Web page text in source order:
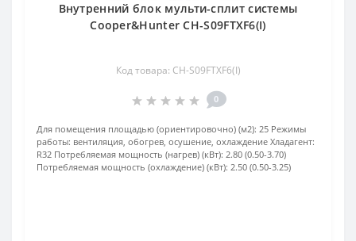
Внутренний блок мульти-сплит системы
Cooper&Hunter CH-S09FTXF6(I)
Код товара: CH-S09FTXF6(I)
0
Для помещения площадью (ориентировочно) (м2): 25 Режимы
работы: вентиляция, обогрев, осушение, охлаждение Хладагент:
R32 Потребляемая мощность (нагрев) (кВт): 2.80 (0.50-3.70)
Потребляемая мощность (охлаждение) (кВт): 2.50 (0.50-3.25)